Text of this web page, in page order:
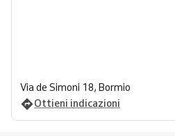
Via de Simoni 18, Bormio
Ottieni indicazioni